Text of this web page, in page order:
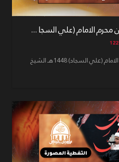
الخطابة عصرا في يوم (25) من محرم الامام (علي السجاد) 1448هـ الشيخ